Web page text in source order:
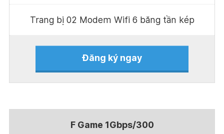
Trang bị 02 Modem Wifi 6 băng tần kép
Đăng ký ngay
F Game 1Gbps/300